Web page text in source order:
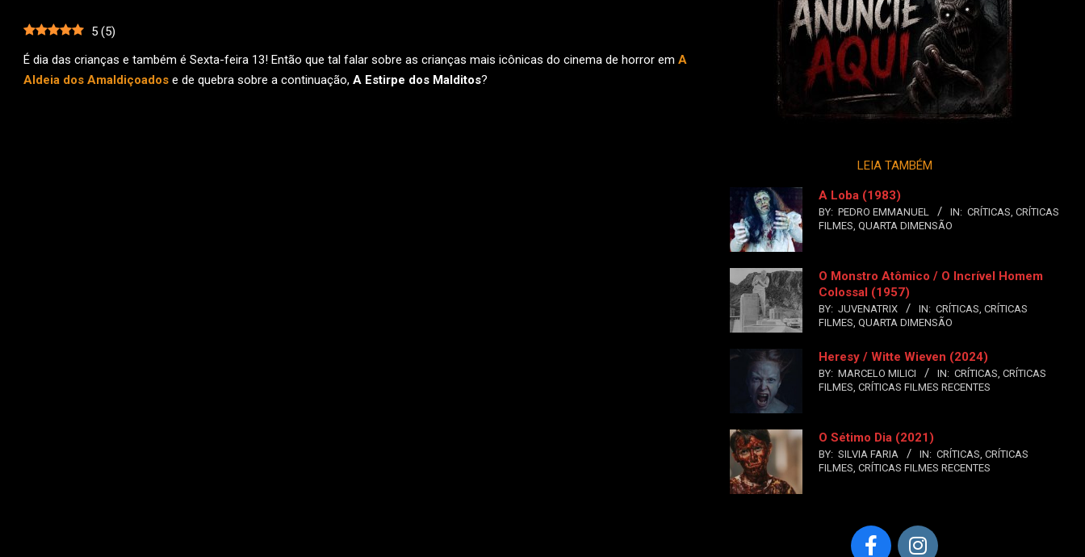
5 (5)
É dia das crianças e também é Sexta-feira 13! Então que tal falar sobre as crianças mais icônicas do cinema de horror em A
Aldeia dos Amaldiçoados e de quebra sobre a continuação, A Estirpe dos Malditos?
LEIA TAMBÉM
A Loba (1983)
BY: PEDRO EMMANUEL IN: CRÍTICAS, CRÍTICAS
FILMES, QUARTA DIMENSÃO
O Monstro Atômico / O Incrível Homem
Colossal (1957)
BY: JUVENATRIX IN: CRÍTICAS, CRÍTICAS
FILMES, QUARTA DIMENSÃO
Heresy / Witte Wieven (2024)
BY: MARCELO MILICI IN: CRÍTICAS, CRÍTICAS
FILMES, CRÍTICAS FILMES RECENTES
O Sétimo Dia (2021)
BY: SILVIA FARIA IN: CRÍTICAS, CRÍTICAS
FILMES, CRÍTICAS FILMES RECENTES